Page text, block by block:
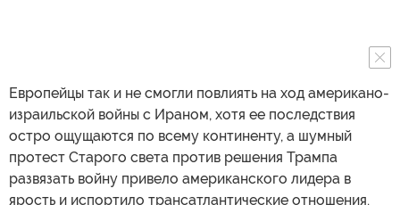
Европейцы так и не смогли повлиять на ход американо-
израильской войны с Ираном, хотя ее последствия
остро ощущаются по всему континенту, а шумный
протест Старого света против решения Трампа
развязать войну привело американского лидера в
ярость и испортило трансатлантические отношения.